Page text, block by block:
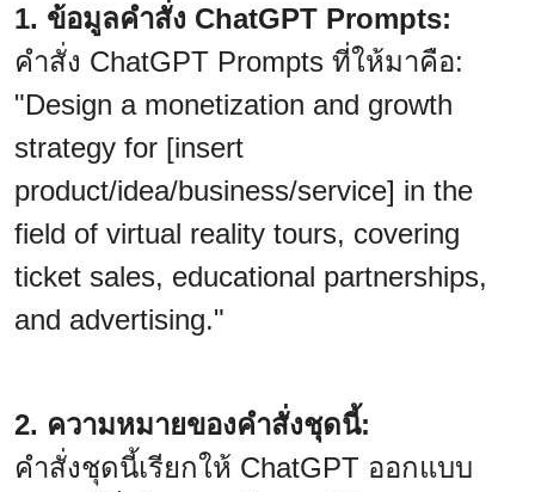
1. ข้อมูลคำสั่ง ChatGPT Prompts:
คำสั่ง ChatGPT Prompts ที่ให้มาคือ:
"Design a monetization and growth
strategy for [insert
product/idea/business/service] in the
field of virtual reality tours, covering
ticket sales, educational partnerships,
and advertising."
2. ความหมายของคำสั่งชุดนี้:
คำสั่งชุดนี้เรียกให้ ChatGPT ออกแบบ